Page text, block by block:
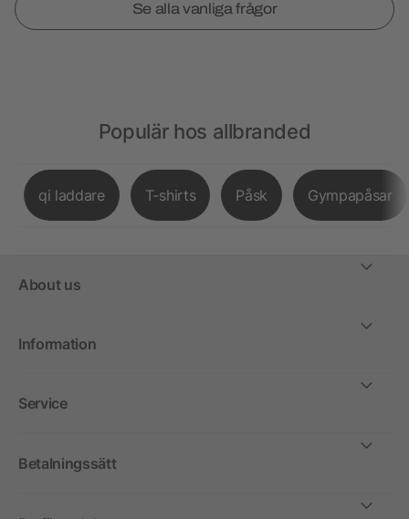
Se alla vanliga frågor
Populär hos allbranded
qi laddare T-shirts Påsk Gympapåsar
About us
Information
Service
Betalningssätt